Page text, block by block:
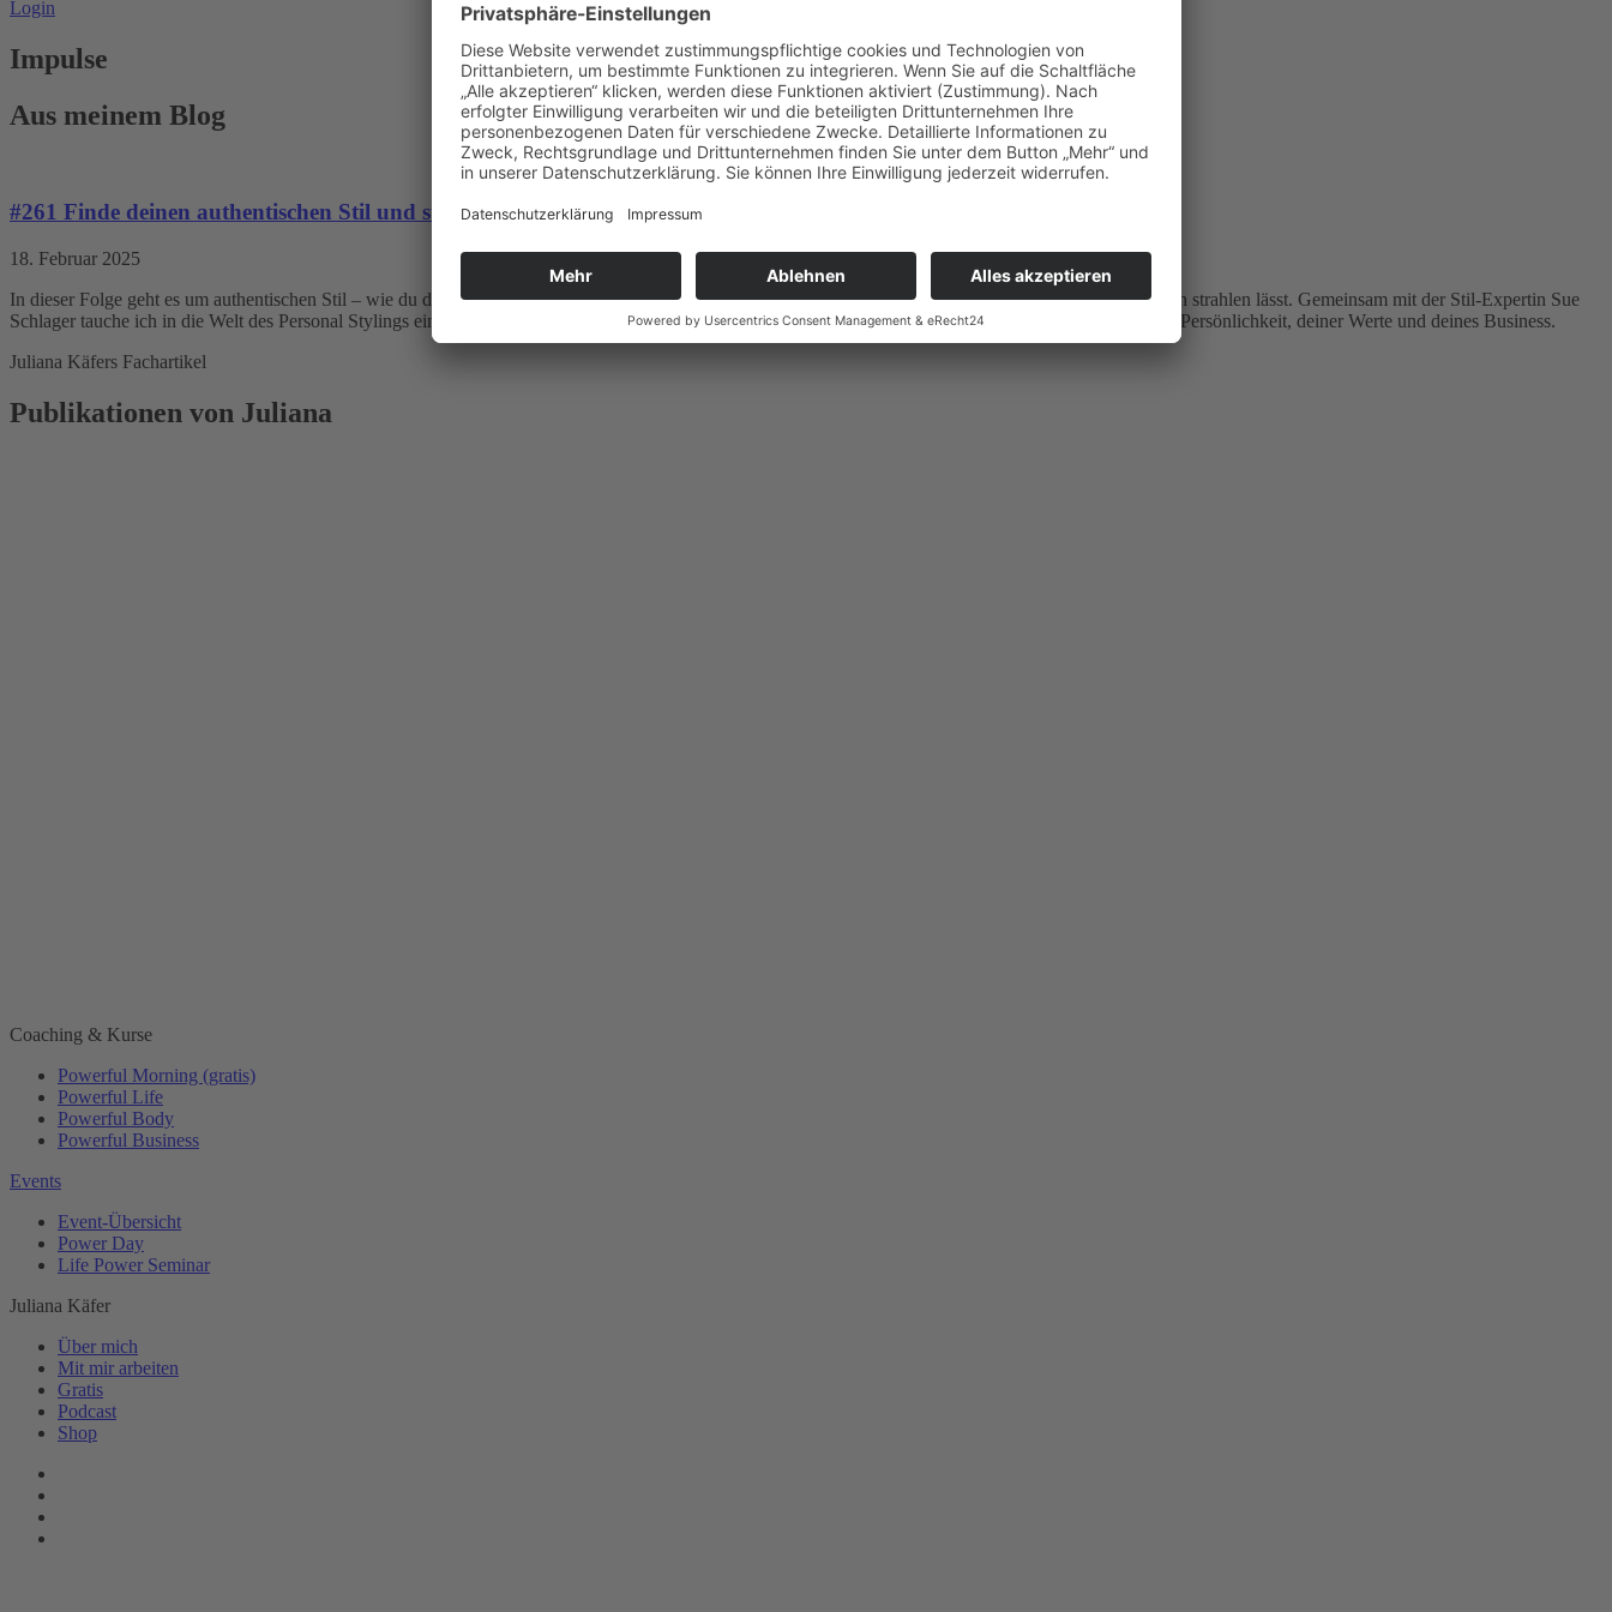
Login
Impulse
Aus meinem Blog
#261 Finde deinen authentischen Stil und strahle selbstbewusst
18. Februar 2025
In dieser Folge geht es um authentischen Stil – wie du deinen persönlichen Look findest, der dich wirklich widerspiegelt und dich selbstbewusst nach außen strahlen lässt. Gemeinsam mit der Stil-Expertin Sue
Schlager tauche ich in die Welt des Personal Stylings ein und wir sprechen darüber, warum dein Stil viel mehr ist als nur Kleidung – er ist Ausdruck deiner Persönlichkeit, deiner Werte und deines Business.
Juliana Käfers Fachartikel
Publikationen von Juliana
Coaching & Kurse
Powerful Morning (gratis)
Powerful Life
Powerful Body
Powerful Business
Events
Event-Übersicht
Power Day
Life Power Seminar
Juliana Käfer
Über mich
Mit mir arbeiten
Gratis
Podcast
Shop